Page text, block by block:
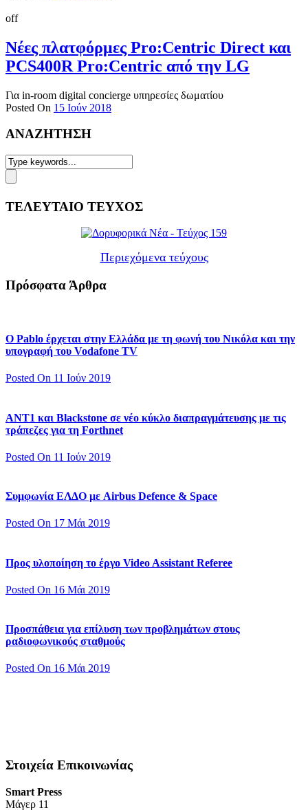
off
Νέες πλατφόρμες Pro:Centric Direct και
PCS400R Pro:Centric από την LG
Για in-room digital concierge υπηρεσίες δωματίου
Posted On 15 Ιούν 2018
ΑΝΑΖΗΤΗΣΗ
ΤΕΛΕΥΤΑΙΟ ΤΕΥΧΟΣ
Περιεχόμενα τεύχους
Πρόσφατα Άρθρα
Ο Pablo έρχεται στην Ελλάδα με τη φωνή του Νικόλα και την
υπογραφή του Vodafone TV
Posted On 11 Ιούν 2019
ΑΝΤ1 και Blackstone σε νέο κύκλο διαπραγμάτευσης με τις
τράπεζες για τη Forthnet
Posted On 11 Ιούν 2019
Συμφωνία ΕΛΔΟ με Airbus Defence & Space
Posted On 17 Μάι 2019
Προς υλοποίηση το έργο Video Assistant Referee
Posted On 16 Μάι 2019
Προσπάθεια για επίλυση των προβλημάτων στους
ραδιοφωνικούς σταθμούς
Posted On 16 Μάι 2019
Στοιχεία Επικοινωνίας
Smart Press
Mάγερ 11